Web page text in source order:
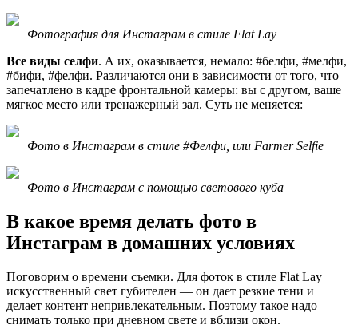
Фотография для Инстаграм в стиле Flat Lay
Все виды селфи. А их, оказывается, немало: #белфи, #мелфи,
#бифи, #фелфи. Различаются они в зависимости от того, что
запечатлено в кадре фронтальной камеры: вы с другом, ваше
мягкое место или тренажерный зал. Суть не меняется:
Фото в Инстаграм в стиле #Фелфи, или Farmer Selfie
Фото в Инстаграм с помощью светового куба
В какое время делать фото в
Инстаграм в домашних условиях
Поговорим о времени съемки. Для фоток в стиле Flat Lay
искусственный свет губителен — он дает резкие тени и
делает контент непривлекательным. Поэтому такое надо
снимать только при дневном свете и вблизи окон.